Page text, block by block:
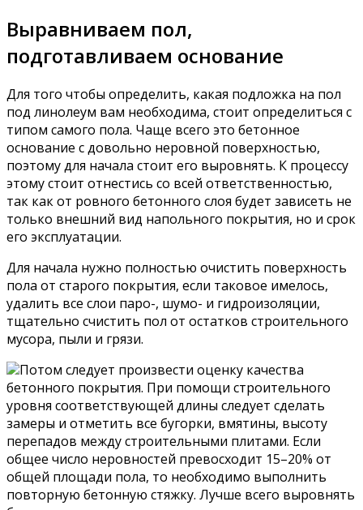
Выравниваем пол,
подготавливаем основание
Для того чтобы определить, какая подложка на пол
под линолеум вам необходима, стоит определиться с
типом самого пола. Чаще всего это бетонное
основание с довольно неровной поверхностью,
поэтому для начала стоит его выровнять. К процессу
этому стоит отнестись со всей ответственностью,
так как от ровного бетонного слоя будет зависеть не
только внешний вид напольного покрытия, но и срок
его эксплуатации.
Для начала нужно полностью очистить поверхность
пола от старого покрытия, если таковое имелось,
удалить все слои паро-, шумо- и гидроизоляции,
тщательно счистить пол от остатков строительного
мусора, пыли и грязи.
Потом следует произвести оценку качества
бетонного покрытия. При помощи строительного
уровня соответствующей длины следует сделать
замеры и отметить все бугорки, вмятины, высоту
перепадов между строительными плитами. Если
общее число неровностей превосходит 15–20% от
общей площади пола, то необходимо выполнить
повторную бетонную стяжку. Лучше всего выровнять